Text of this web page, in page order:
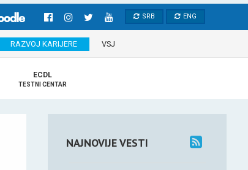
SRB ENG
RAZVOJ KARIJERE VSJ
ECDL
TESTNI CENTAR
NAJNOVIJE VESTI